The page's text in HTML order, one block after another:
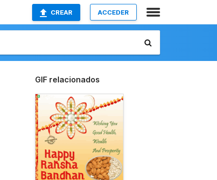
CREAR ACCEDER
GIF relacionados